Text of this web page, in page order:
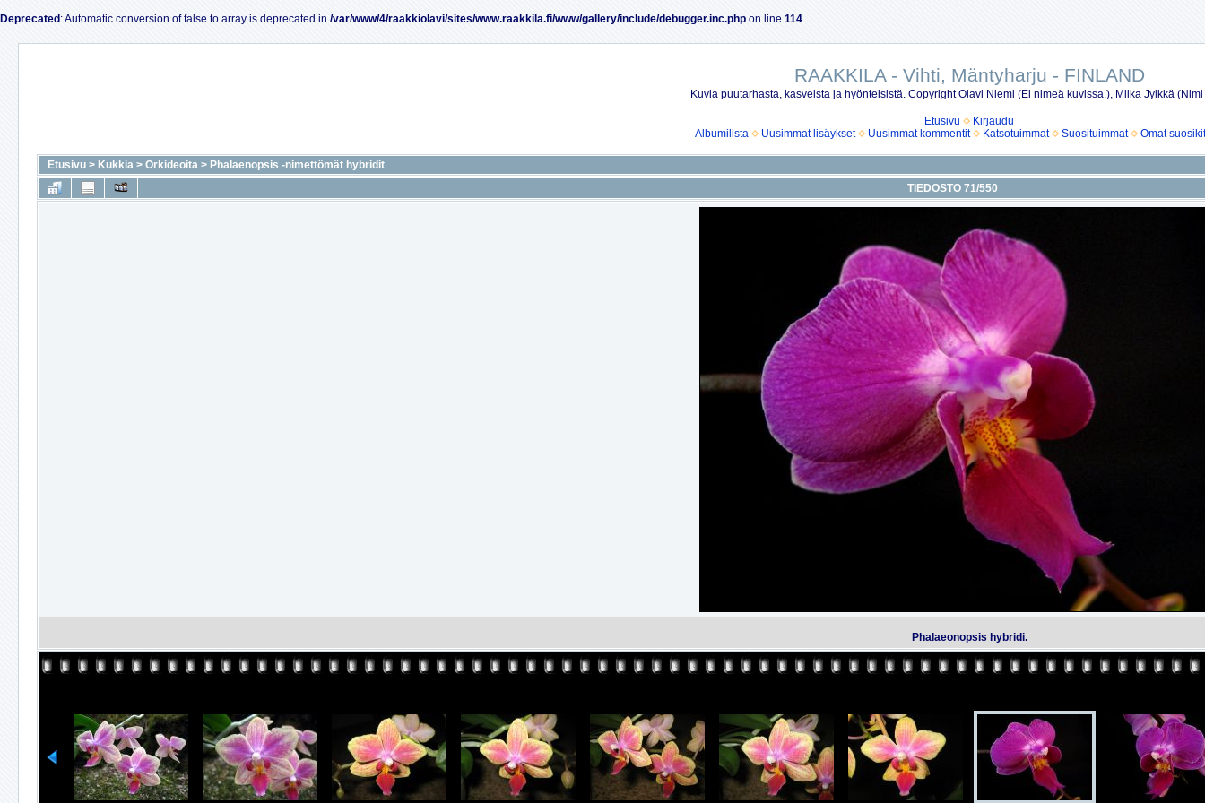
Deprecated : Automatic conversion of false to array is deprecated in /var/www/4/raakkiolavi/sites/www.raakkila.fi/www/gallery/include/debugger.inc.php on line 114
RAAKKILA - Vihti, Mäntyharju - FINLAND
Kuvia puutarhasta, kasveista ja hyönteisistä. Copyright Olavi Niemi (Ei nimeä kuvissa.), Miika Jylkkä
Etusivu
Kirjaudu
Albumilista
Uusimmat lisäykset Uusimmat kommentit Katsotuimmat Suosituimmat Omat suosikit
Etusivu > Kukkia > Orkideoita > Phalaenopsis -nimettömät hybridit
TIEDOSTO 71/550
Phalaeonopsis hybridi.